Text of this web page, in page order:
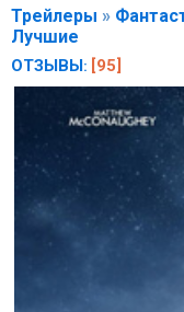
Трейлеры »
Лучшие
ОТЗЫВЫ: [95]